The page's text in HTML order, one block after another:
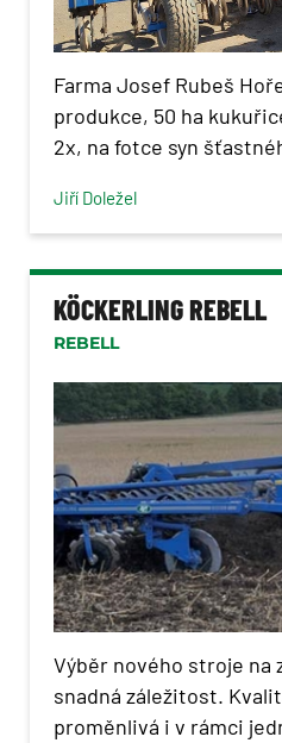
Farma Josef Rubeš
produkce, 50 ha
2x, na fotce syn
Jiří Doležel
KÖCKERLING REBELL
REBELL
Výběr nového stroje na
snadná záležitost.
proměnlivá i v rámci